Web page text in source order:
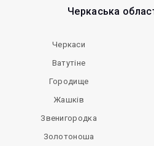
Черкаська
Черкаси
Ватутіне
Городище
Жашків
Звенигородка
Золотоноша